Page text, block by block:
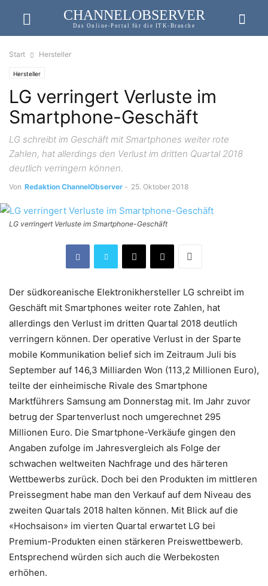
CHANNELOBSERVER
Das Online-Portal für die ITK-Branche
Start Hersteller
Hersteller
LG verringert Verluste im
Smartphone-Geschäft
LG schreibt im Geschäft mit Smartphones weiter rote
Zahlen, hat allerdings den Verlust im dritten Quartal 2018
deutlich verringern können.
Von Redaktion ChannelObserver - 25. Oktober 2018
LG verringert Verluste im Smartphone-Geschäft
Der südkoreanische Elektronikhersteller LG schreibt im
Geschäft mit Smartphones weiter rote Zahlen, hat
allerdings den Verlust im dritten Quartal 2018 deutlich
verringern können. Der operative Verlust in der Sparte
mobile Kommunikation belief sich im Zeitraum Juli bis
September auf 146,3 Milliarden Won (113,2 Millionen Euro),
teilte der einheimische Rivale des Smartphone
Marktführers Samsung am Donnerstag mit. Im Jahr zuvor
betrug der Spartenverlust noch umgerechnet 295
Millionen Euro. Die Smartphone-Verkäufe gingen den
Angaben zufolge im Jahresvergleich als Folge der
schwachen weltweiten Nachfrage und des härteren
Wettbewerbs zurück. Doch bei den Produkten im mittleren
Preissegment habe man den Verkauf auf dem Niveau des
zweiten Quartals 2018 halten können. Mit Blick auf die
«Hochsaison» im vierten Quartal erwartet LG bei
Premium-Produkten einen stärkeren Preiswettbewerb.
Entsprechend würden sich auch die Werbekosten
erhöhen.